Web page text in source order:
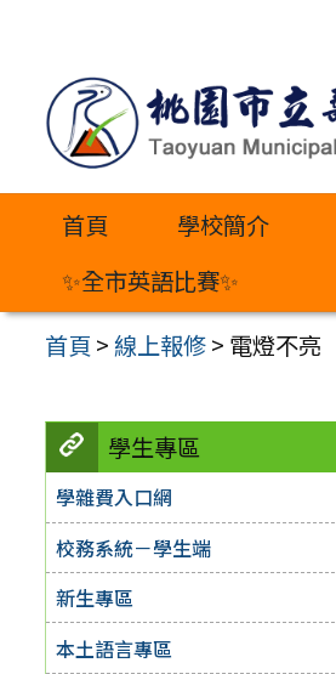
內
首頁 學校簡介
✨全市英語比賽✨
首頁 >線上報修> 電燈不亮
學生專區
學雜費入口網
校務系統－學生端
新生專區
本土語言專區